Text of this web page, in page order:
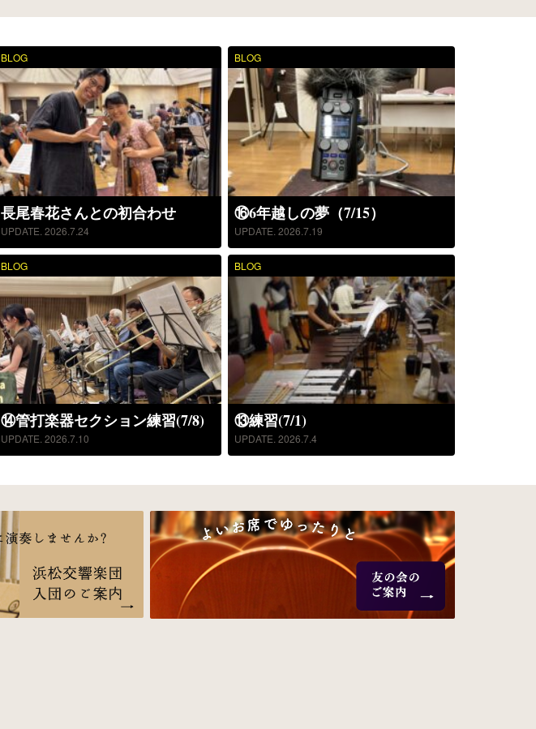
BLOG
長尾春花さんとの初合わせ
UPDATE. 2026.7.24
BLOG
⑯6年越しの夢（7/15）
UPDATE. 2026.7.19
BLOG
⑭管打楽器セクション練習(7/8)
UPDATE. 2026.7.10
BLOG
⑬練習(7/1)
UPDATE. 2026.7.4